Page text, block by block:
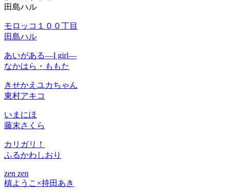
田島ハル
モロッコ１００丁目
田島ハル
あいがある―I girl―
なかはら・ももた
きせかえユカちゃん
東村アキコ
いまにほ
藤末さくら
カリガリ！
ふるかわしおり
zen zen
槙ようこ×持田あき